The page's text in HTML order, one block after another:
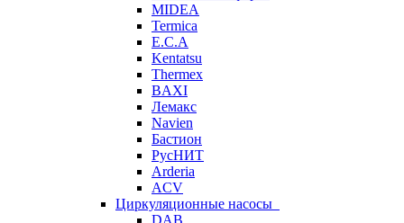
MIDEA
Termica
E.C.A
Kentatsu
Thermex
BAXI
Лемакс
Navien
Бастион
РусНИТ
Arderia
ACV
Циркуляционные насосы
DAB